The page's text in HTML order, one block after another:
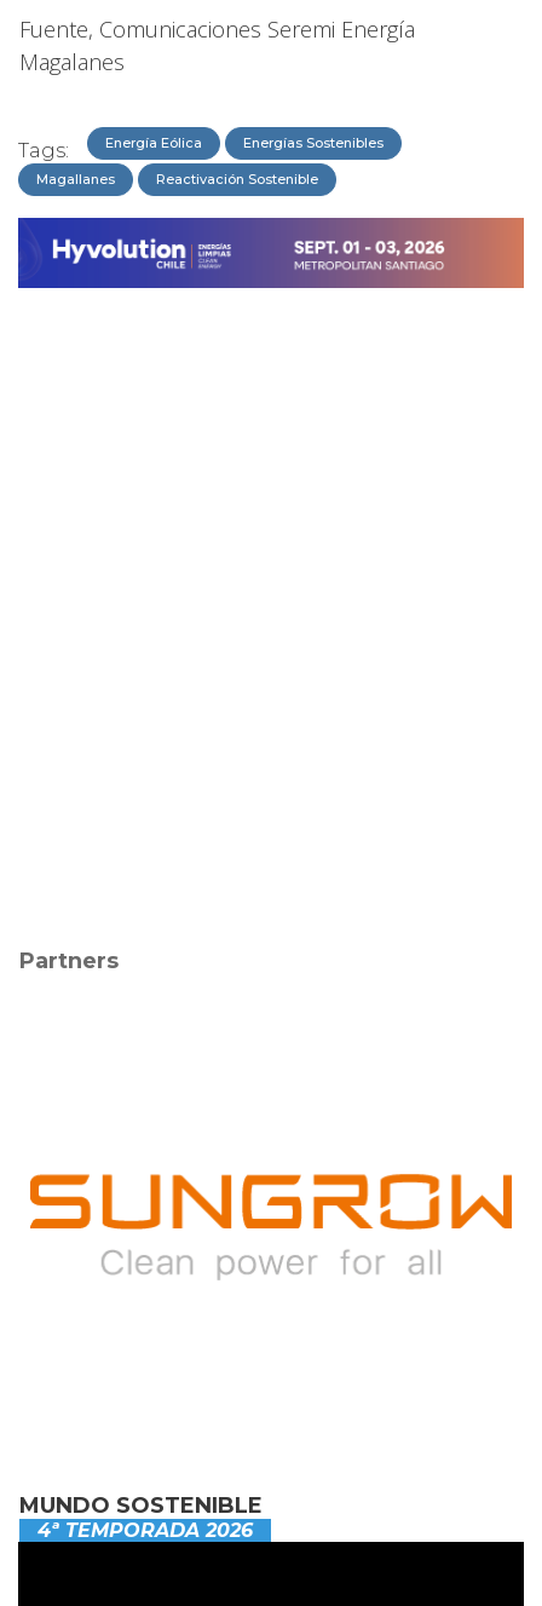
Fuente, Comunicaciones Seremi Energía
Magalanes
Tags: Energía Eólica Energías Sostenibles
Magallanes Reactivación Sostenible
Partners
MUNDO SOSTENIBLE
4ª TEMPORADA 2026